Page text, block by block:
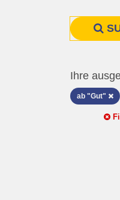
Ihre
ab "Gut"